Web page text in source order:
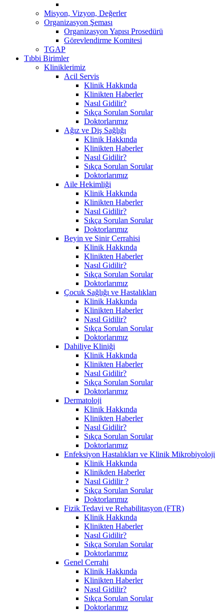
Misyon, Vizyon, Değerler
Organizasyon Şeması
Organizasyon Yapısı Prosedürü
Görevlendirme Komitesi
TGAP
Tıbbi Birimler
Kliniklerimiz
Acil Servis
Klinik Hakkında
Klinikten Haberler
Nasıl Gidilir?
Sıkça Sorulan Sorular
Doktorlarımız
Ağız ve Diş Sağlığı
Klinik Hakkında
Klinikten Haberler
Nasıl Gidilir?
Sıkça Sorulan Sorular
Doktorlarımız
Aile Hekimliği
Klinik Hakkında
Klinikten Haberler
Nasıl Gidilir?
Sıkça Sorulan Sorular
Doktorlarımız
Beyin ve Sinir Cerrahisi
Klinik Hakkında
Klinikten Haberler
Nasıl Gidilir?
Sıkça Sorulan Sorular
Doktorlarımız
Çocuk Sağlığı ve Hastalıkları
Klinik Hakkında
Klinikten Haberler
Nasıl Gidilir?
Sıkça Sorulan Sorular
Doktorlarımız
Dahiliye Kliniği
Klinik Hakkında
Klinikten Haberler
Nasıl Gidilir?
Sıkça Sorulan Sorular
Doktorlarımız
Dermatoloji
Klinik Hakkında
Klinikten Haberler
Nasıl Gidilir?
Sıkça Sorulan Sorular
Doktorlarımız
Enfeksiyon Hastalıkları ve Klinik Mikrobiyoloji
Klinik Hakkında
Klinikden Haberler
Nasıl Gidilir ?
Sıkça Sorulan Sorular
Doktorlarımız
Fizik Tedavi ve Rehabilitasyon (FTR)
Klinik Hakkında
Klinikten Haberler
Nasıl Gidilir?
Sıkça Sorulan Sorular
Doktorlarımız
Genel Cerrahi
Klinik Hakkında
Klinikten Haberler
Nasıl Gidilir?
Sıkça Sorulan Sorular
Doktorlarımız